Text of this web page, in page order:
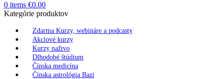
0 items €0.00
Kategórie produktov
Zdarma Kurzy, webináre a podcasty
Akciové kurzy
Kurzy naživo
Dlhodobé štúdium
Čínska medicína
Čínska astrológia Bazi